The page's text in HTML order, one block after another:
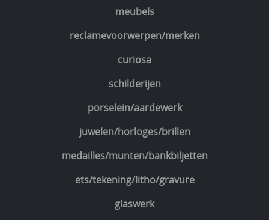
meubels
reclamevoorwerpen/merken
curiosa
schilderijen
porselein/aardewerk
juwelen/horloges/brillen
medailles/munten/bankbiljetten
ets/tekening/litho/gravure
glaswerk